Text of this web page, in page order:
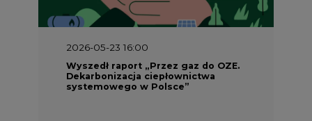
2026-05-23 16:00
Wyszedł raport „Przez gaz do OZE.
Dekarbonizacja ciepłownictwa
systemowego w Polsce”